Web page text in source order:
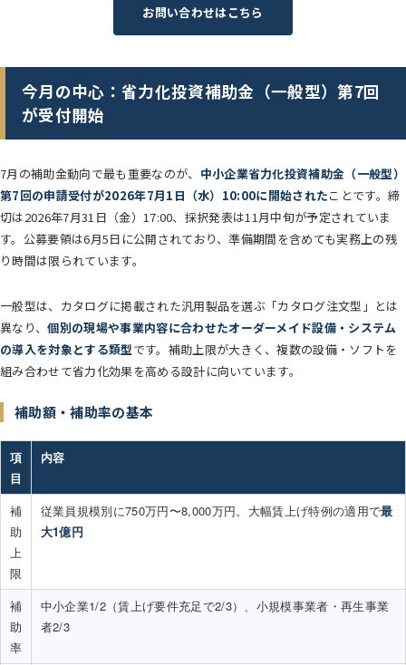
お問い合わせはこちら
今月の中心：省力化投資補助金（一般型）第7回
が受付開始
7月の補助金動向で最も重要なのが、 中小企業省力化投資補助金（一般型）
第7回の申請受付が2026年7月1日（水）10:00に開始されたことです。締
切は2026年7月31日（金）17:00、採択発表は11月中旬が予定されていま
す。公募要領は6月5日に公開されており、準備期間を含めても実務上の残
り時間は限られています。
一般型は、カタログに掲載された汎用製品を選ぶ「カタログ注文型」とは
異なり、個別の現場や事業内容に合わせたオーダーメイド設備・システム
の導入を対象とする類型です。補助上限が大きく、複数の設備・ソフトを
組み合わせて省力化効果を高める設計に向いています。
補助額・補助率の基本
項
目
内容
補
助
上
限
従業員規模別に750万円〜8,000万円。大幅賃上げ特例の適用で最
大1億円
補
助
率
中小企業1/2（賃上げ要件充足で2/3）、小規模事業者・再生事業
者2/3